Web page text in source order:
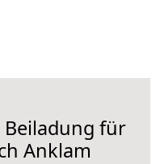
für
Anklam